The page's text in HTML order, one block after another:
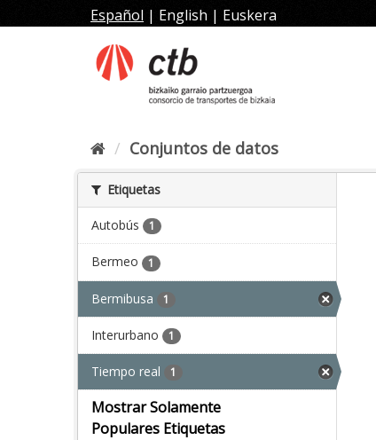
al
Español | English | Euskera
Conjuntos de datos
Etiquetas
Autobús 1
Bermeo 1
Bermibusa 1
Interurbano 1
Tiempo real 1
Mostrar Solamente
Populares Etiquetas